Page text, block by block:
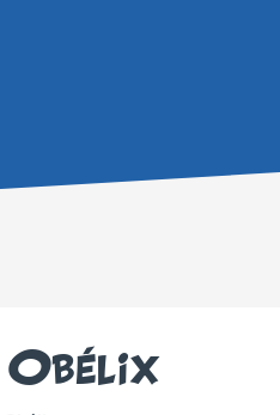
Obélix